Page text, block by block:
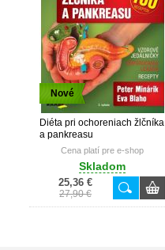
Nové
Diéta pri ochoreniach žlčníka
a pankreasu
Cena platí pre e-shop
Skladom
25,36 €
27,90 €